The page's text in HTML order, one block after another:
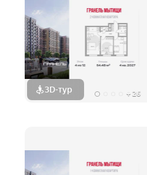
3D-тур + 26